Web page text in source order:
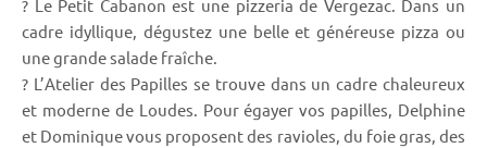
? Le Petit Cabanon est une pizzeria de Vergezac. Dans un
cadre idyllique, dégustez une belle et généreuse pizza ou
une grande salade fraîche.
? L’Atelier des Papilles se trouve dans un cadre chaleureux
et moderne de Loudes. Pour égayer vos papilles, Delphine
et Dominique vous proposent des ravioles, du foie gras, des